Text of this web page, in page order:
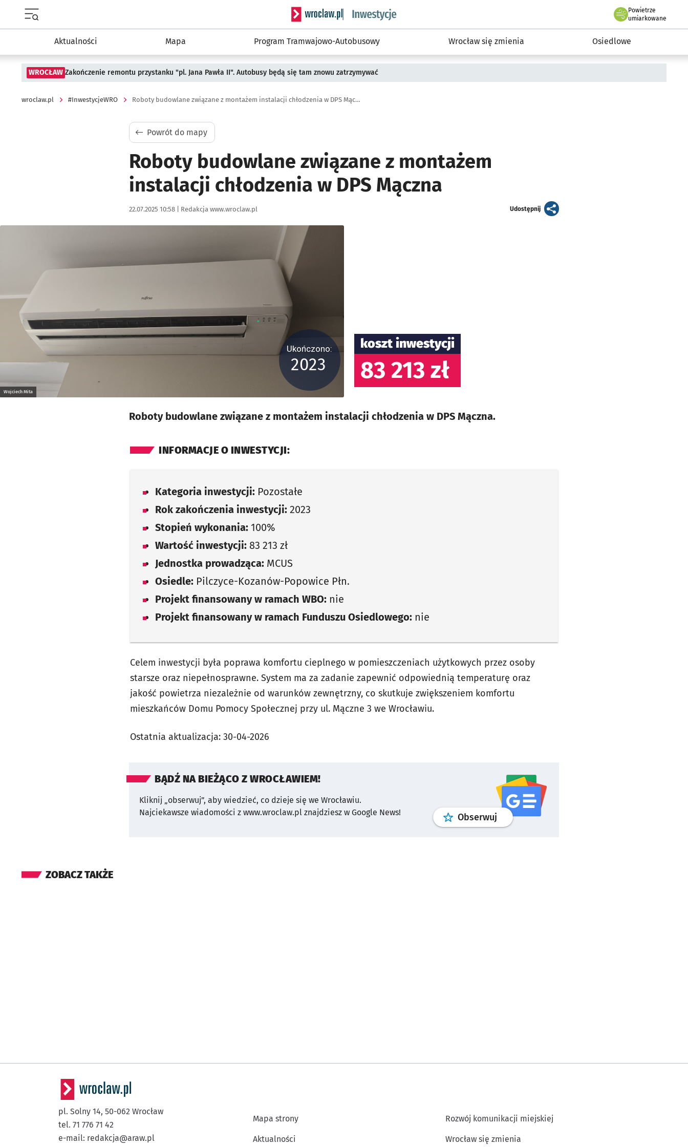
Serwis informacyjny wroclaw.pl podserwis: #InwestycjeWRO - miejskie inwestycje 2019-2032
Powietrze
we Wrocławiu
umiarkowane
Aktualności Mapa Program Tramwajowo-Autobusowy Wrocław się zmienia Osiedlowe
WROCŁAW Zakończenie remontu przystanku "pl. Jana Pawła II". Autobusy będą się tam znowu zatrzymywać
wroclaw.pl #InwestycjeWRO Roboty budowlane związane z montażem instalacji chłodzenia w DPS Mączna
Powrót do mapy
Roboty budowlane związane z montażem
instalacji chłodzenia w DPS Mączna
Data publikacji:
22.07.2025 10:58 | Autor:
Redakcja www.wroclaw.pl Udostępnijartykuł
Wojciech Mita
Ukończono:
2023
koszt inwestycji
83 213 zł
Roboty budowlane związane z montażem instalacji chłodzenia w DPS Mączna.
INFORMACJE O INWESTYCJI:
Kategoria inwestycji: Pozostałe
Rok zakończenia inwestycji: 2023
Stopień wykonania: 100%
Wartość inwestycji: 83 213 zł
Jednostka prowadząca: MCUS
Osiedle: Pilczyce-Kozanów-Popowice Płn.
Projekt finansowany w ramach WBO: nie
Projekt finansowany w ramach Funduszu Osiedlowego: nie
Celem inwestycji była poprawa komfortu cieplnego w pomieszczeniach użytkowych przez osoby
starsze oraz niepełnosprawne. System ma za zadanie zapewnić odpowiednią temperaturę oraz
jakość powietrza niezależnie od warunków zewnętrzny, co skutkuje zwiększeniem komfortu
mieszkańców Domu Pomocy Społecznej przy ul. Mączne 3 we Wrocławiu.
Ostatnia aktualizacja: 30-04-2026
BĄDŹ NA BIEŻĄCO Z WROCŁAWIEM!
Kliknij „obserwuj”, aby wiedzieć, co dzieje się we Wrocławiu.
Najciekawsze wiadomości z www.wroclaw.pl znajdziesz w Google News!
Obserwuj profilgoogle news
ZOBACZ TAKŻE
pl. Solny 14, 50-062 Wrocław
tel. 71 776 71 42
e-mail: redakcja@araw.pl
Mapa strony
Aktualności
Rozwój komunikacji miejskiej
Wrocław się zmienia